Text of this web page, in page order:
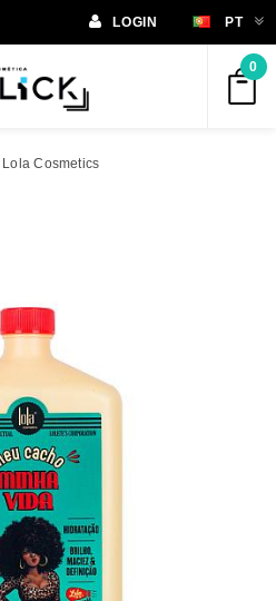
LOGIN PT
0
Lola Cosmetics